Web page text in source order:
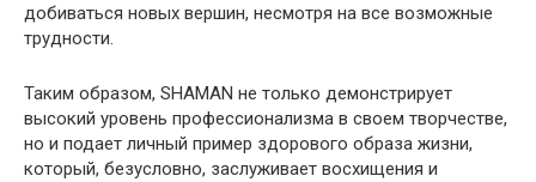
добиваться новых вершин, несмотря на все возможные
трудности.
Таким образом, SHAMAN не только демонстрирует
высокий уровень профессионализма в своем творчестве,
но и подает личный пример здорового образа жизни,
который, безусловно, заслуживает восхищения и